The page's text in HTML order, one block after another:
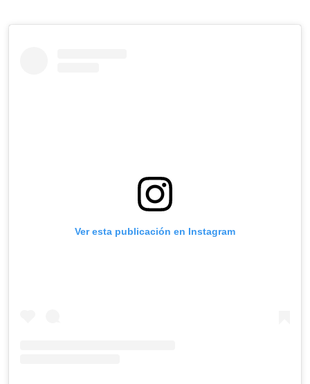
Ver esta publicación en Instagram